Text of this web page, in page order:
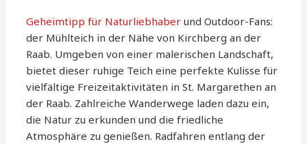
Geheimtipp für Naturliebhaber und Outdoor-Fans:
der Mühlteich in der Nähe von Kirchberg an der
Raab. Umgeben von einer malerischen Landschaft,
bietet dieser ruhige Teich eine perfekte Kulisse für
vielfältige Freizeitaktivitäten in St. Margarethen an
der Raab. Zahlreiche Wanderwege laden dazu ein,
die Natur zu erkunden und die friedliche
Atmosphäre zu genießen. Radfahren entlang der